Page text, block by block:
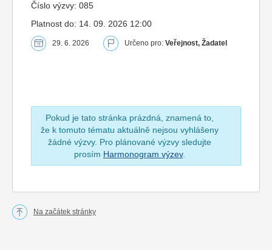
Číslo výzvy: 085
Platnost do: 14. 09. 2026 12:00
29. 6. 2026 Určeno pro: Veřejnost, Žadatel
Pokud je tato stránka prázdná, znamená to,
že k tomuto tématu aktuálně nejsou vyhlášeny
žádné výzvy. Pro plánované výzvy sledujte
prosím Harmonogram výzev.
Na začátek stránky